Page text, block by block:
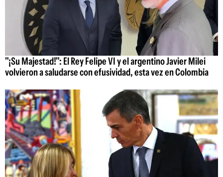
"¡Su Majestad!": El Rey Felipe VI y el argentino Javier Milei
volvieron a saludarse con efusividad, esta vez en Colombia